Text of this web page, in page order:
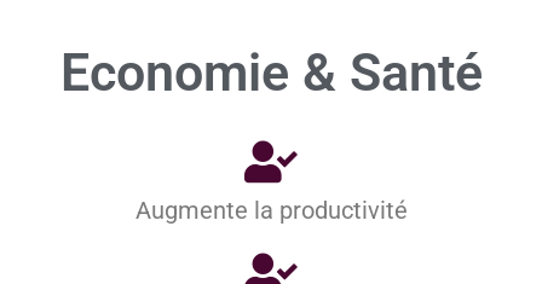
Economie & Santé
Augmente la productivité